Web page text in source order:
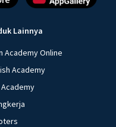
Lainnya
Academy Online
Academy